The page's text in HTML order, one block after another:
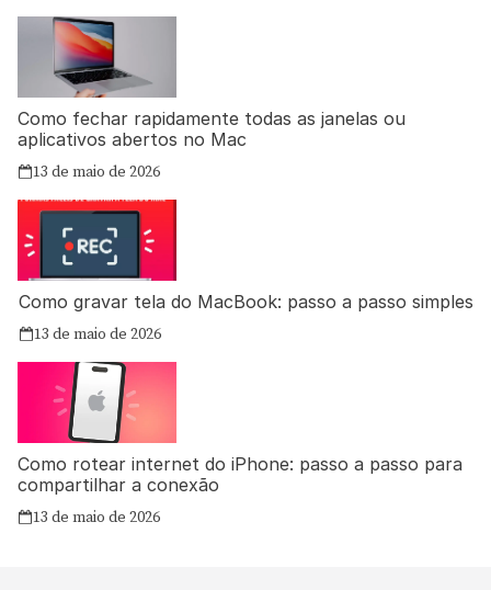
Como fechar rapidamente todas as janelas ou
aplicativos abertos no Mac
13 de maio de 2026
Como gravar tela do MacBook: passo a passo simples
13 de maio de 2026
Como rotear internet do iPhone: passo a passo para
compartilhar a conexão
13 de maio de 2026